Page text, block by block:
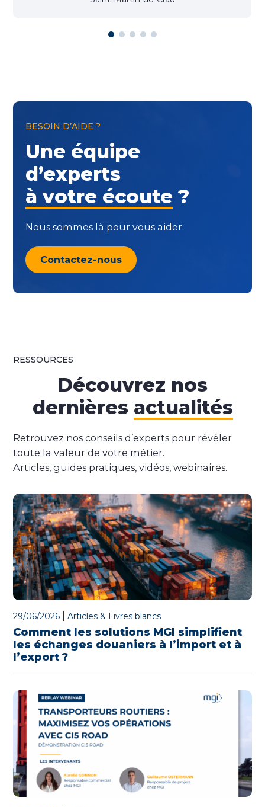
BESOIN D’AIDE ?
Une équipe
d’experts
à votre écoute?
Nous sommes là pour vous aider.
Contactez-nous
RESSOURCES
Découvrez nos
dernières actualités
Retrouvez nos conseils d’experts pour révéler
toute la valeur de votre métier.
Articles, guides pratiques, vidéos, webinaires.
Comment les solutions MGI simplifient
les échanges douaniers à l’import et à
l’export ?
29/06/2026 Articles & Livres blancs